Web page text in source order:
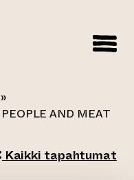
»
PEOPLE AND MEAT
Kaikki tapahtumat